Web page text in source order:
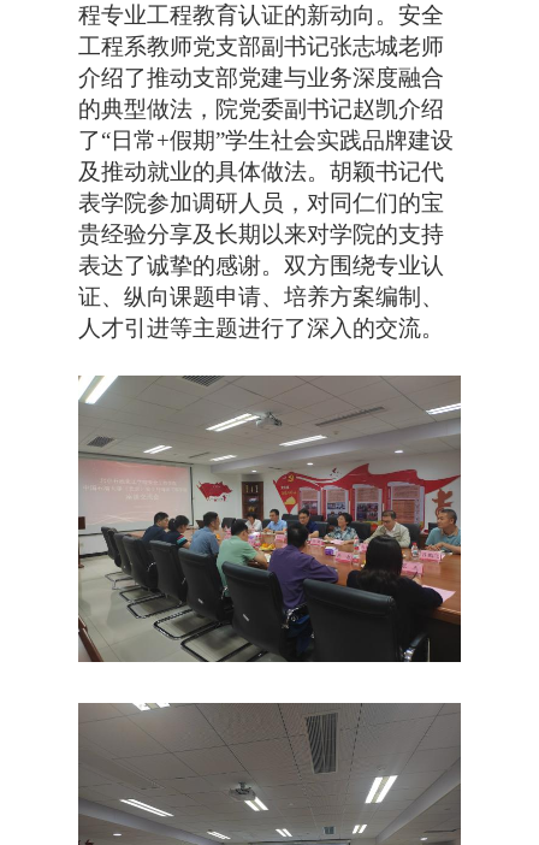
程专业工程教育认证的新动向。安全
工程系教师党支部副书记张志城老师
介绍了推动支部党建与业务深度融合
的典型做法，院党委副书记赵凯介绍
了“日常+假期”学生社会实践品牌建设
及推动就业的具体做法。胡颖书记代
表学院参加调研人员，对同仁们的宝
贵经验分享及长期以来对学院的支持
表达了诚挚的感谢。双方围绕专业认
证、纵向课题申请、培养方案编制、
人才引进等主题进行了深入的交流。